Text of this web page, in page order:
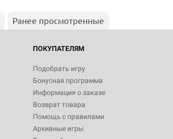
Ранее просмотренные
ПОКУПАТЕЛЯМ
Подобрать игру
Бонусная программа
Информация о заказе
Возврат товара
Помощь с правилами
Архивные игры